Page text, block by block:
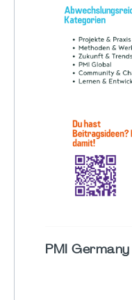
PMI